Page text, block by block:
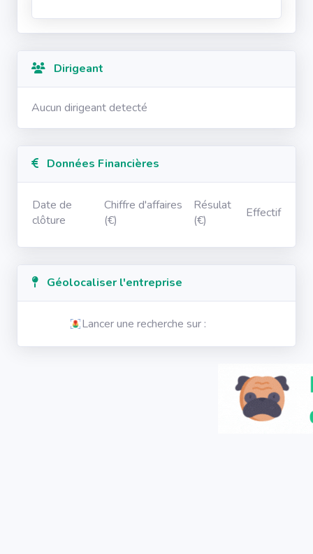
Dirigeant
Aucun dirigeant detecté
Données Financières
Date de
clôture
Chiffre d'affaires
(€)
Résulat
(€)
Effectif
Géolocaliser l'entreprise
Lancer une recherche sur :